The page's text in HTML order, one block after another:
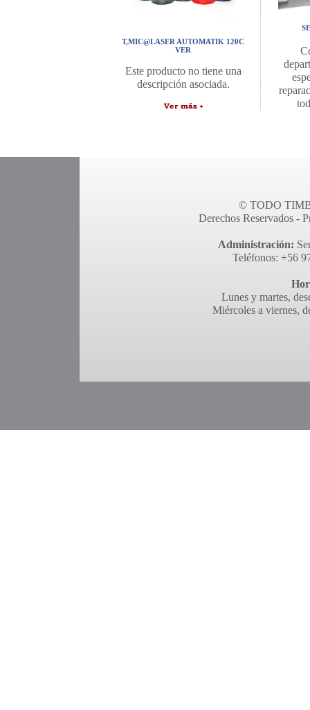
T,MIC@LASER AUTOMATIK 120C
VER
Este producto no tiene una
descripción asociada.
© TODO
Derechos Reservados -
Administración:
Teléfonos: +56
Lunes y martes,
Miércoles a viernes,